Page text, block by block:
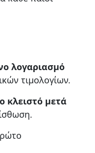
λογαριασμό
τιμολογίων.
κλειστό μετά